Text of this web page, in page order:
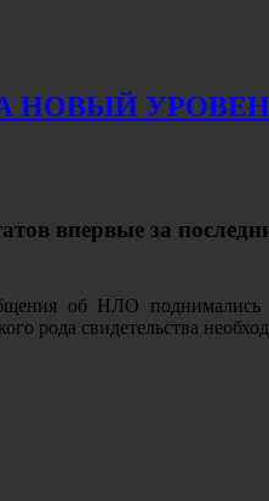
НОВЫЙ
впервые за
об НЛО
рода свидетельства